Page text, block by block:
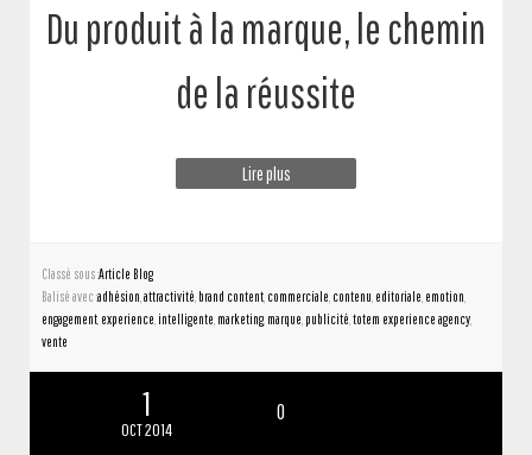
Du produit à la marque, le chemin
de la réussite
Lire plus
Classé sous :Article Blog
Balisé avec :adhésion attractivité brand content, commerciale contenu editoriale emotion
engagement, experience intelligente marketing, marque publicité totem experience agency,
vente
1
OCT 2014
0